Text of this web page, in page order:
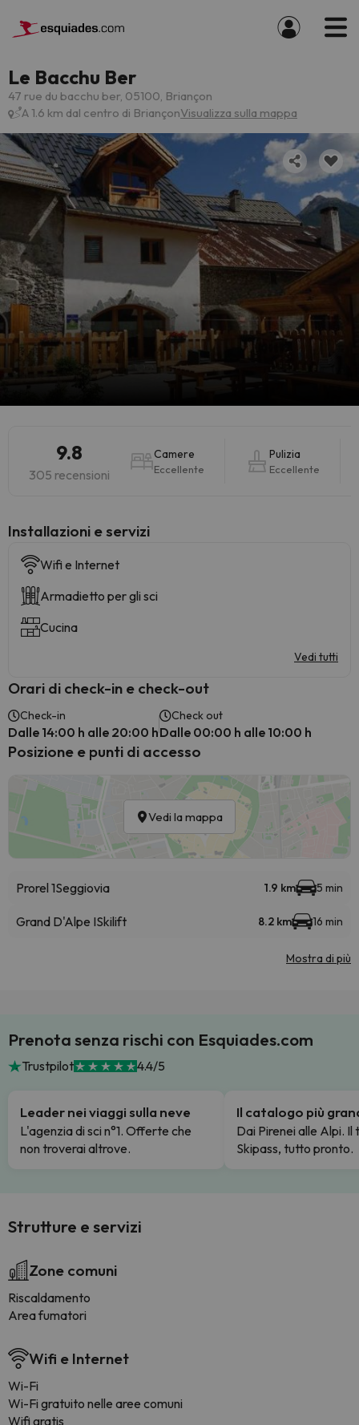
Le Bacchu Ber
47 rue du bacchu ber, 05100, Briançon
A 1.6 km dal centro di BriançonVisualizza sulla mappa
9.8
305 recensioni
Camere
Eccellente
Pulizia
Eccellente
Installazioni e servizi
Wifi e Internet
Armadietto per gli sci
Cucina
Vedi tutti
Orari di check-in e check-out
Check-in
Dalle 14:00 h alle 20:00 h
Check out
Dalle 00:00 h alle 10:00 h
Posizione e punti di accesso
Vedi la mappa
Prorel 1Seggiovia 1.9 km 5 min
Grand D'Alpe ISkilift 8.2 km 16 min
Mostra di più
Prenota senza rischi con Esquiades.com
Trustpilot 4.4/5
Leader nei viaggi sulla neve
L'agenzia di sci n°1. Offerte che
non troverai altrove.
Il catalogo più
Dai Pirenei alle Alpi. Il
Skipass, tutto pronto.
Strutture e servizi
Zone comuni
Riscaldamento
Area fumatori
Wifi e Internet
Wi-Fi
Wi-Fi gratuito nelle aree comuni
Wifi gratis